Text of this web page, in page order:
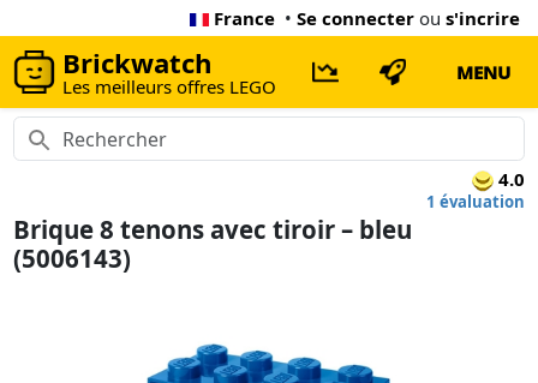
France • Se connecter ou s'incrire
Brickwatch
Les meilleurs offres LEGO
MENU
4.0
1 évaluation
Brique 8 tenons avec tiroir – bleu
(5006143)